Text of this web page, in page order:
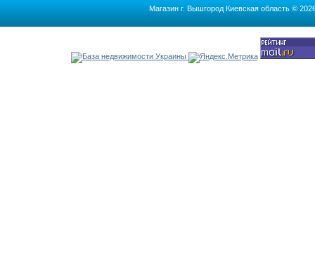
Магазин г. Вышгород Киевская область ©